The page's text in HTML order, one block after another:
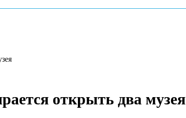
открыть два музея